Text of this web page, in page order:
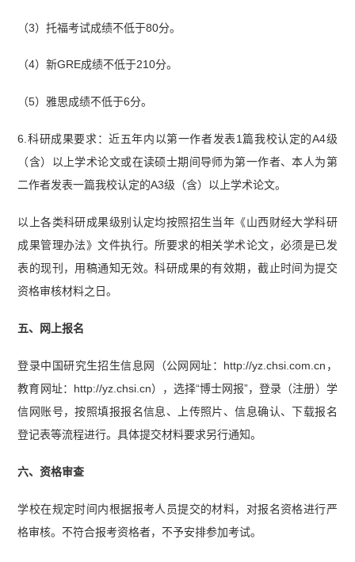
（3）托福考试成绩不低于80分。
（4）新GRE成绩不低于210分。
（5）雅思成绩不低于6分。
6.科研成果要求：近五年内以第一作者发表1篇我校认定的A4级
（含）以上学术论文或在读硕士期间导师为第一作者、本人为第
二作者发表一篇我校认定的A3级（含）以上学术论文。
以上各类科研成果级别认定均按照招生当年《山西财经大学科研
成果管理办法》文件执行。所要求的相关学术论文，必须是已发
表的现刊，用稿通知无效。科研成果的有效期，截止时间为提交
资格审核材料之日。
五、网上报名
登录中国研究生招生信息网（公网网址：http://yz.chsi.com.cn，
教育网址：http://yz.chsi.cn），选择“博士网报”，登录（注册）学
信网账号，按照填报报名信息、上传照片、信息确认、下载报名
登记表等流程进行。具体提交材料要求另行通知。
六、资格审查
学校在规定时间内根据报考人员提交的材料，对报名资格进行严
格审核。不符合报考资格者，不予安排参加考试。